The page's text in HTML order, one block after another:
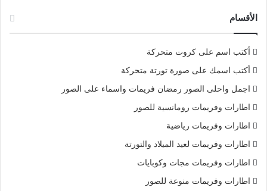
الأقسام
أكتب اسم على كروت متحركة
أكتب اسمك على صورة تورتة متحركة
اجمل واحلى الصور رمضان فريمات واسماء على الصور
اطارات وفريمات رومانسية للصور
اطارات وفريمات رياضية
اطارات وفريمات لعيد الميلاد والتورتة
اطارات وفريمات مجات وكوبايات
اطارات وفريمات منوعة للصور